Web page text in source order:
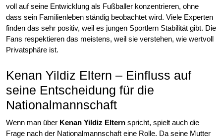
voll auf seine Entwicklung als Fußballer konzentrieren, ohne
dass sein Familienleben ständig beobachtet wird. Viele Experten
finden das sehr positiv, weil es jungen Sportlern Stabilität gibt. Die
Fans respektieren das meistens, weil sie verstehen, wie wertvoll
Privatsphäre ist.
Kenan Yildiz Eltern – Einfluss auf
seine Entscheidung für die
Nationalmannschaft
Wenn man über Kenan Yildiz Eltern spricht, spielt auch die
Frage nach der Nationalmannschaft eine Rolle. Da seine Mutter